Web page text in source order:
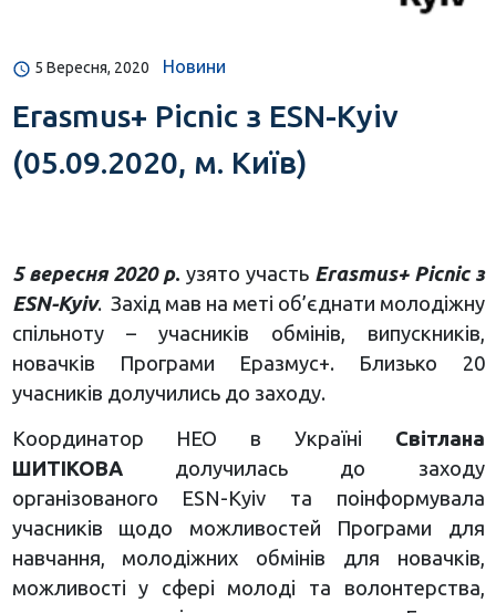
5 Вересня, 2020 Новини
Erasmus+ Picnic з ESN-Kyiv
(05.09.2020, м. Київ)
5 вересня 2020 р. узято участь Erasmus+ Picnic з
ESN-Kyiv. Захід мав на меті об’єднати молодіжну
спільноту – учасників обмінів, випускників,
новачків Програми Еразмус+. Близько 20
учасників долучились до заходу.
Координатор НЕО в Україні Світлана
ШИТІКОВАдолучилась до заходу
організованого ESN-Kyiv та поінформувала
учасників щодо можливостей Програми для
навчання, молодіжних обмінів для новачків,
можливості у сфері молоді та волонтерства,